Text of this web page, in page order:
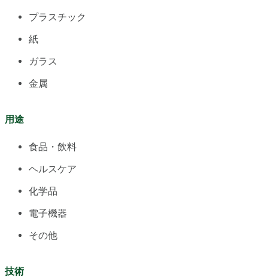
プラスチック
紙
ガラス
金属
用途
食品・飲料
ヘルスケア
化学品
電子機器
その他
技術